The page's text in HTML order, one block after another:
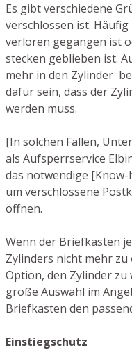
Es gibt verschiedene
verschlossen ist.
verloren gegangen ist
stecken geblieben ist.
mehr in den Zylinder
dafür sein, dass der
werden muss.
[In solchen Fällen,
als Aufsperrservice
das notwendige
um verschlossene
öffnen.
Wenn der Briefkasten
Zylinders nicht mehr
Option, den Zylinder zu
große Auswahl im
Briefkasten den
Einstiegschutz